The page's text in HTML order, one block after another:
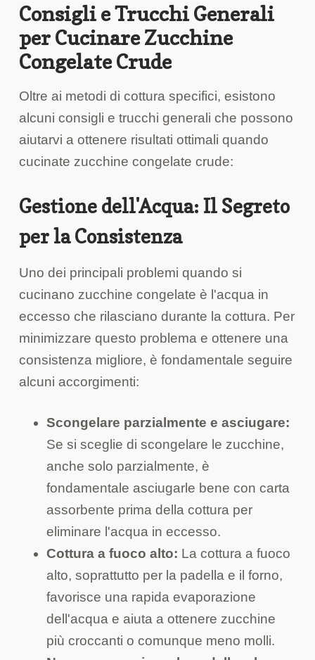
Consigli e Trucchi Generali
per Cucinare Zucchine
Congelate Crude
Oltre ai metodi di cottura specifici, esistono
alcuni consigli e trucchi generali che possono
aiutarvi a ottenere risultati ottimali quando
cucinate zucchine congelate crude:
Gestione dell'Acqua: Il Segreto
per la Consistenza
Uno dei principali problemi quando si
cucinano zucchine congelate è l'acqua in
eccesso che rilasciano durante la cottura. Per
minimizzare questo problema e ottenere una
consistenza migliore, è fondamentale seguire
alcuni accorgimenti:
Scongelare parzialmente e asciugare:
Se si sceglie di scongelare le zucchine,
anche solo parzialmente, è
fondamentale asciugarle bene con carta
assorbente prima della cottura per
eliminare l'acqua in eccesso.
Cottura a fuoco alto: La cottura a fuoco
alto, soprattutto per la padella e il forno,
favorisce una rapida evaporazione
dell'acqua e aiuta a ottenere zucchine
più croccanti o comunque meno molli.